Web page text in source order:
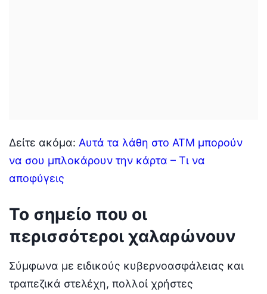
Δείτε ακόμα: Αυτά τα λάθη στο ATM μπορούν
να σου μπλοκάρουν την κάρτα – Τι να
αποφύγεις
Το σημείο που οι
περισσότεροι χαλαρώνουν
Σύμφωνα με ειδικούς κυβερνοασφάλειας και
τραπεζικά στελέχη, πολλοί χρήστες